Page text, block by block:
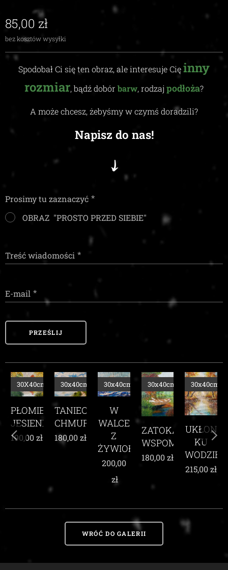
85,00 zł
bez kosztów wysyłki
Spodobał Ci się ten obraz, ale interesuje Cięinny
rozmiar, bądź dobór barw, rodzaj podłoża?
A może chcesz, żebyśmy w czymś doradzili?
Napisz do nas!
Prosimy tu zaznaczyć
OBRAZ "PROSTO PRZED SIEBIE"
Treść wiadomości
E-mail
PRZEŚLIJ
zł
TANIEC
CHMUR
30x40cm
180,00 zł
W
WALCE
Z
ŻYWIOŁEM
30x40cm
ZATOKA
WSPOMNIEŃ
30x40cm
zł
UKŁON
KU
WODZIE
30x40cm
zł 210,00
WRÓĆ DO GALERII